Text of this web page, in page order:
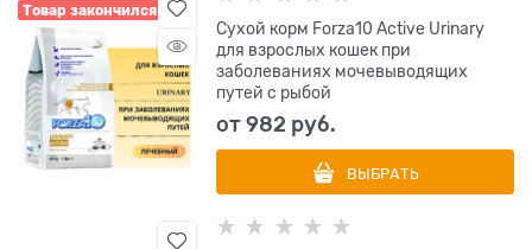
Товар закончился
Сухой корм Forza10 Active Urinary
для взрослых кошек при
заболеваниях мочевыводящих
путей с рыбой
от982 руб.
ВЫБРАТЬ